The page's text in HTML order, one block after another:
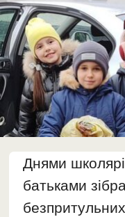
Днями
батьками